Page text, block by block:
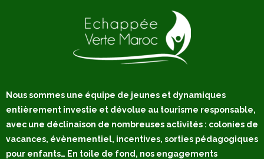
Nous sommes une équipe de jeunes et dynamiques
entièrement investie et dévolue au tourisme responsable,
avec une déclinaison de nombreuses activités : colonies de
vacances, évènementiel, incentives, sorties pédagogiques
pour enfants… En toile de fond, nos engagements